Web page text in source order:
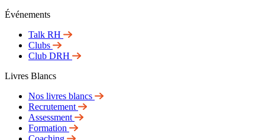
Événements
Talk RH
Clubs
Club DRH
Livres Blancs
Nos livres blancs
Recrutement
Assessment
Formation